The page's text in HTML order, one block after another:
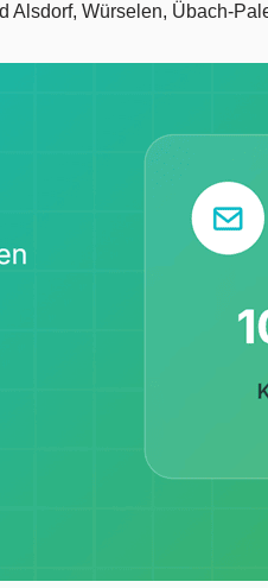
Alsdorf, Würselen, Übach-